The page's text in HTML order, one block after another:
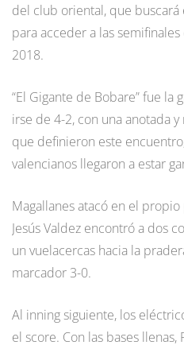
del club oriental, que
para acceder a las
2018.
“El Gigante de Bobare” fue la
irse de 4-2, con una anotada
que definieron este
valencianos llegaron a estar
Magallanes atacó en el
Jesús Valdez encontró a dos
un vuelacercas hacia la
marcador 3-0.
Al inning siguiente, los
el score. Con las bases